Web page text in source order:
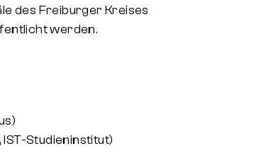
des Freiburger Kreises
werden.
Studieninstitut)